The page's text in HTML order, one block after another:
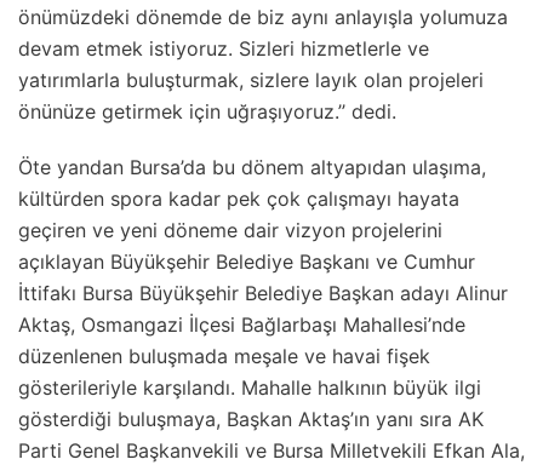
önümüzdeki dönemde de biz aynı anlayışla yolumuza
devam etmek istiyoruz. Sizleri hizmetlerle ve
yatırımlarla buluşturmak, sizlere layık olan projeleri
önünüze getirmek için uğraşıyoruz.’’ dedi.
Öte yandan Bursa’da bu dönem altyapıdan ulaşıma,
kültürden spora kadar pek çok çalışmayı hayata
geçiren ve yeni döneme dair vizyon projelerini
açıklayan Büyükşehir Belediye Başkanı ve Cumhur
İttifakı Bursa Büyükşehir Belediye Başkan adayı Alinur
Aktaş, Osmangazi İlçesi Bağlarbaşı Mahallesi’nde
düzenlenen buluşmada meşale ve havai fişek
gösterileriyle karşılandı. Mahalle halkının büyük ilgi
gösterdiği buluşmaya, Başkan Aktaş’ın yanı sıra AK
Parti Genel Başkanvekili ve Bursa Milletvekili Efkan Ala,